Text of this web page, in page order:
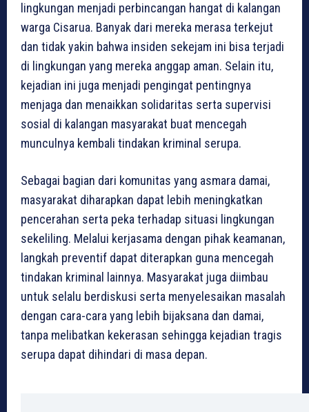
lingkungan menjadi perbincangan hangat di kalangan
warga Cisarua. Banyak dari mereka merasa terkejut
dan tidak yakin bahwa insiden sekejam ini bisa terjadi
di lingkungan yang mereka anggap aman. Selain itu,
kejadian ini juga menjadi pengingat pentingnya
menjaga dan menaikkan solidaritas serta supervisi
sosial di kalangan masyarakat buat mencegah
munculnya kembali tindakan kriminal serupa.
Sebagai bagian dari komunitas yang asmara damai,
masyarakat diharapkan dapat lebih meningkatkan
pencerahan serta peka terhadap situasi lingkungan
sekeliling. Melalui kerjasama dengan pihak keamanan,
langkah preventif dapat diterapkan guna mencegah
tindakan kriminal lainnya. Masyarakat juga diimbau
untuk selalu berdiskusi serta menyelesaikan masalah
dengan cara-cara yang lebih bijaksana dan damai,
tanpa melibatkan kekerasan sehingga kejadian tragis
serupa dapat dihindari di masa depan.